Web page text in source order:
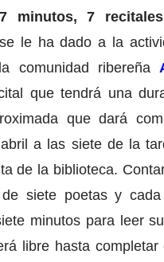
minutos, 7
le ha dado a la
comunidad ribereña
que tendrá una
que dará
a las siete de la
de la biblioteca.
de siete poetas y
minutos para leer
libre hasta completar